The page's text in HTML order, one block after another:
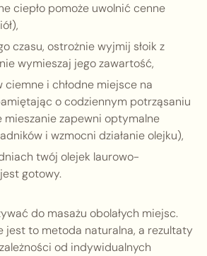
ciepło pomoże uwolnić cenne
czasu, ostrożnie wyjmij słoik z
wymieszaj jego zawartość,
ciemne i chłodne miejsce na
o codziennym potrząsaniu
mieszanie zapewni optymalne
i wzmocni działanie olejku),
twój olejek laurowo-
gotowy.
do masażu obolałych miejsc.
jest to metoda naturalna, a rezultaty
od indywidualnych